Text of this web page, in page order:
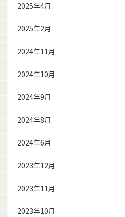
2025年4月
2025年2月
2024年11月
2024年10月
2024年9月
2024年8月
2024年6月
2023年12月
2023年11月
2023年10月